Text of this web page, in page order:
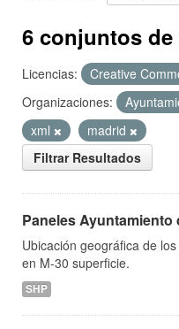
6 conjuntos
Licencias:
Creative
Organizaciones:
xml
madrid
Filtrar Resultados
Paneles
Ubicación geográfica de
en M-30 superficie.
SHP